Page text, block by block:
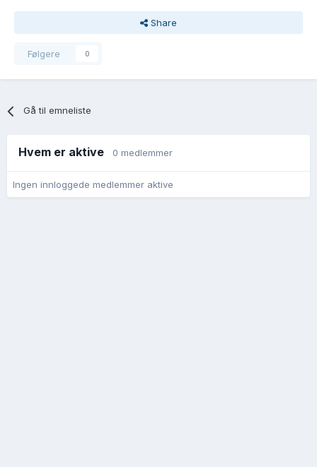
Share
Følgere 0
Gå til emneliste
Hvem er aktive 0 medlemmer
Ingen innloggede medlemmer aktive